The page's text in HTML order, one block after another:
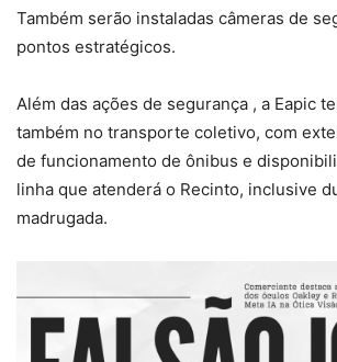
Também serão instaladas câmeras de
pontos estratégicos.
Além das ações de segurança , a Eapic
também no transporte coletivo, com
de funcionamento de ônibus e
linha que atenderá o Recinto, inclusive
madrugada.